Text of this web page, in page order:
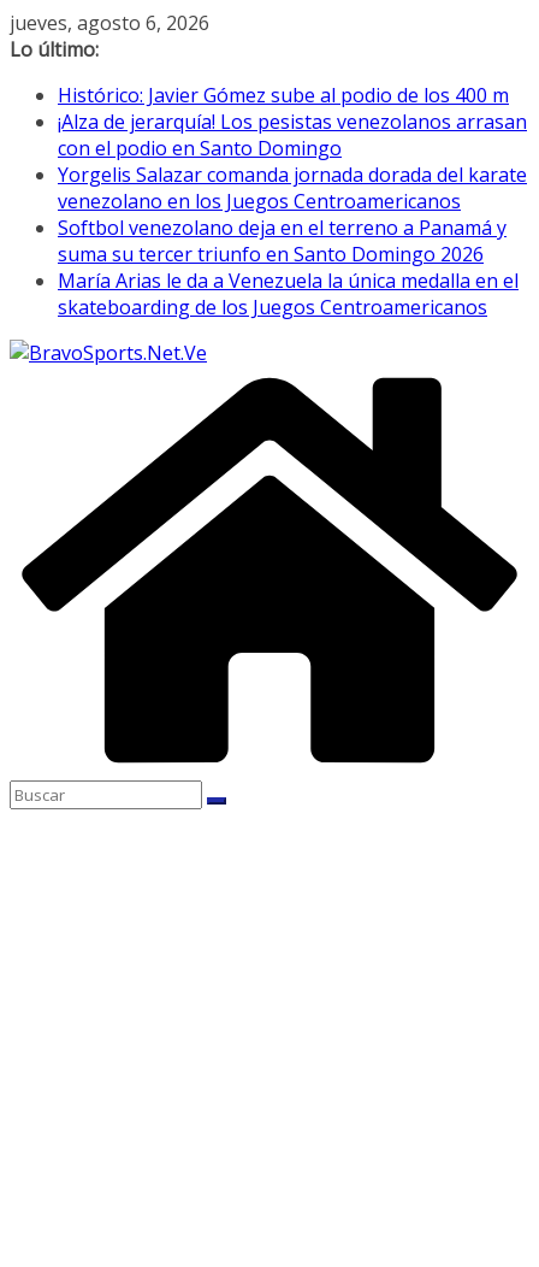
Saltar
al
jueves, agosto 6, 2026
Lo último:
Histórico: Javier Gómez sube al podio de los 400 m
¡Alza de jerarquía! Los pesistas venezolanos arrasan
con el podio en Santo Domingo
Yorgelis Salazar comanda jornada dorada del karate
venezolano en los Juegos Centroamericanos
Softbol venezolano deja en el terreno a Panamá y
suma su tercer triunfo en Santo Domingo 2026
María Arias le da a Venezuela la única medalla en el
skateboarding de los Juegos Centroamericanos